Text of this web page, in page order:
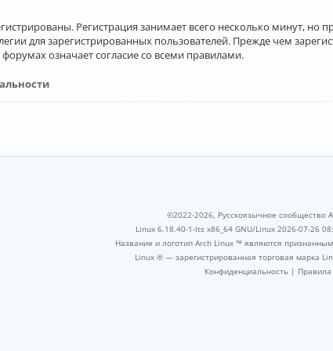
Регистрация занимает всего несколько минут,
для зарегистрированных пользователей. Прежде чем
означает согласие со всеми правилами.
©2022-2026, Русскоязычное сообщество
Linux 6.18.40-1-lts x86_64 GNU/Linux 2026-07-26
Название и логотип Arch Linux ™ являются
Linux ® — зарегистрированная торговая марка
Конфиденциальность | Правила